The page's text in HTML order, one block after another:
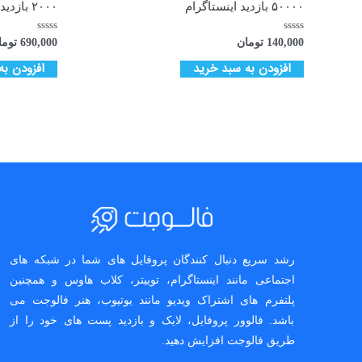
۵۰۰۰۰ بازدید اینستاگرام
امتیاز
از
140,000 تومان
افزودن به سبد خرید
۲۰۰۰ بازدید لایو (۳۰ دقیقه)
امتیاز
از
690,000
افزودن
رشد سریع دنبال کنندگان پروفایل های شما در شبکه های
اجتماعی مانند اینستاگرام، توییتر، کلاب هاوس و همچنین
پلتفرم های اشتراک ویدیو مانند یوتیوب، هنر فالوجت می
باشد. فالوور پروفایل، لایک و بازدید پست های خود را از
طریق فالوجت افزایش دهید.